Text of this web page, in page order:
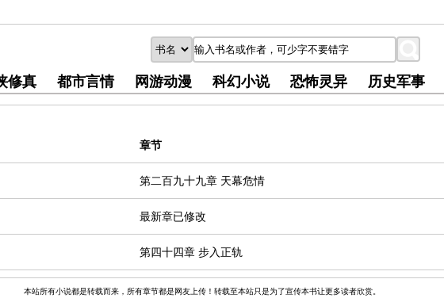
修真 都市言情 网游动漫 科幻小说 恐怖灵异 历史军事
章节
第二百九十九章 天幕危情
最新章已修改
第四十四章 步入正轨
本站所有小说都是转载而来，所有章节都是网友上传！转载至本站只是为了宣传本书让更多读者欣赏。